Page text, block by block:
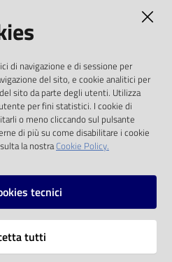
dalla direttiva
dal d.lgs. 36/2006
di navigazione e di sessione per
del sito, e cookie analitici per
sito da parte degli utenti. Utilizza
per fini statistici. I cookie di
o meno cliccando sul pulsante
di più su come disabilitare i cookie
la nostraCookie Policy.
tecnici
tutti